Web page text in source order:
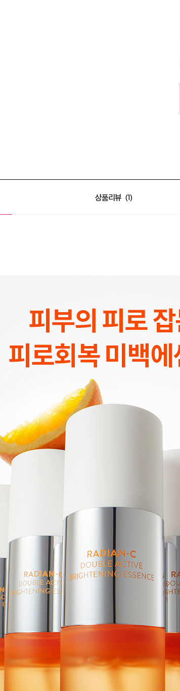
상품리뷰 1